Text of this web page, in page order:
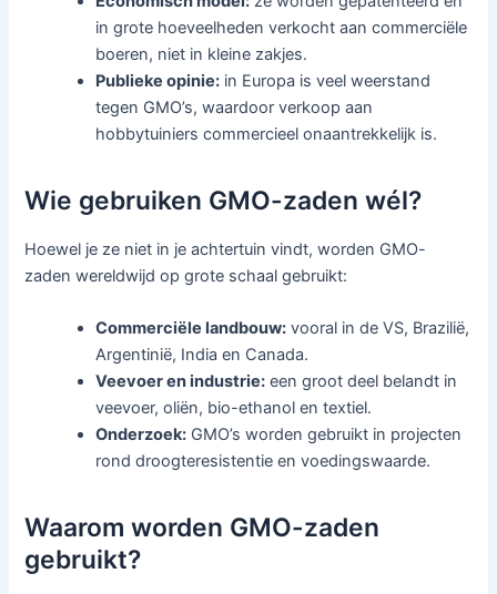
in grote hoeveelheden verkocht aan commerciële
boeren, niet in kleine zakjes.
Publieke opinie: in Europa is veel weerstand
tegen GMO’s, waardoor verkoop aan
hobbytuiniers commercieel onaantrekkelijk is.
Wie gebruiken GMO-zaden wél?
Hoewel je ze niet in je achtertuin vindt, worden GMO-
zaden wereldwijd op grote schaal gebruikt:
Commerciële landbouw: vooral in de VS, Brazilië,
Argentinië, India en Canada.
Veevoer en industrie: een groot deel belandt in
veevoer, oliën, bio-ethanol en textiel.
Onderzoek: GMO’s worden gebruikt in projecten
rond droogteresistentie en voedingswaarde.
Waarom worden GMO-zaden
gebruikt?